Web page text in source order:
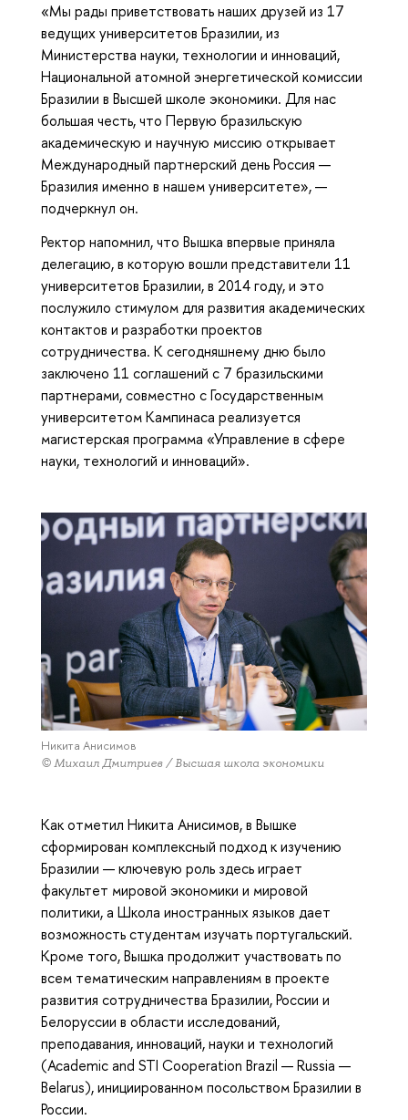
«Мы рады приветствовать наших друзей из 17
ведущих университетов Бразилии, из
Министерства науки, технологии и инноваций,
Национальной атомной энергетической комиссии
Бразилии в Высшей школе экономики. Для нас
большая честь, что Первую бразильскую
академическую и научную миссию открывает
Международный партнерский день Россия —
Бразилия именно в нашем университете», —
подчеркнул он.
Ректор напомнил, что Вышка впервые приняла
делегацию, в которую вошли представители 11
университетов Бразилии, в 2014 году, и это
послужило стимулом для развития академических
контактов и разработки проектов
сотрудничества. К сегодняшнему дню было
заключено 11 соглашений с 7 бразильскими
партнерами, совместно с Государственным
университетом Кампинаса реализуется
магистерская программа «Управление в сфере
науки, технологий и инноваций».
Никита Анисимов
© Михаил Дмитриев / Высшая школа экономики
Как отметил Никита Анисимов, в Вышке
сформирован комплексный подход к изучению
Бразилии — ключевую роль здесь играет
факультет мировой экономики и мировой
политики, а Школа иностранных языков дает
возможность студентам изучать португальский.
Кроме того, Вышка продолжит участвовать по
всем тематическим направлениям в проекте
развития сотрудничества Бразилии, России и
Белоруссии в области исследований,
преподавания, инноваций, науки и технологий
(Academic and STI Cooperation Brazil — Russia —
Belarus), инициированном посольством Бразилии в
России.